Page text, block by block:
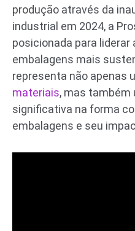
produção através da
industrial em 2024, a
posicionada para liderar
embalagens mais
representa não apenas
materiais, mas também
significativa na forma
embalagens e seu